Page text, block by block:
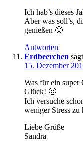
Ich hab’s dieses
Aber was soll’s,
genießen 🙂
Antworten
Erdbeerchen
15. Dezember
Was für ein super
Glück! 🙂
Ich versuche
weniger Stress zu
Liebe Grüße
Sandra